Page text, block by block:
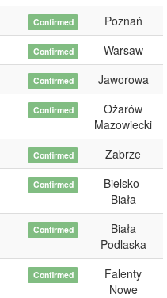
Confirmed
Poznań
Confirmed
Warsaw
Confirmed
Jaworowa
Confirmed
Ożarów
Mazowiecki
Confirmed
Zabrze
Confirmed
Bielsko-
Biała
Confirmed
Biała
Podlaska
Confirmed
Falenty
Nowe